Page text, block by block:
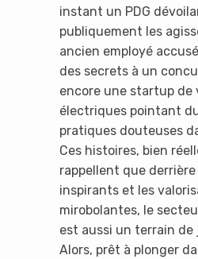
instant un PDG
publiquement les
ancien employé
des secrets à un
encore une startup de
électriques pointant
pratiques douteuses
Ces histoires, bien
rappellent que
inspirants et les
mirobolantes, le
est aussi un terrain de
Alors, prêt à plonger